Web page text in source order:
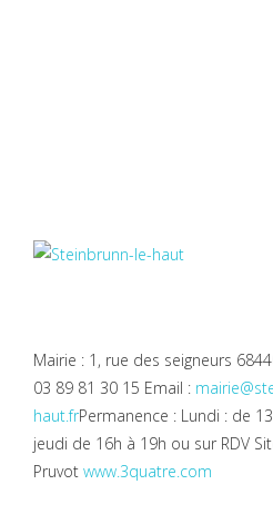
Mairie : 1, rue des seigneurs
03 89 81 30 15 Email :
haut.frPermanence : Lundi : de
jeudi de 16h à 19h ou sur RDV
Pruvot www.3quatre.com